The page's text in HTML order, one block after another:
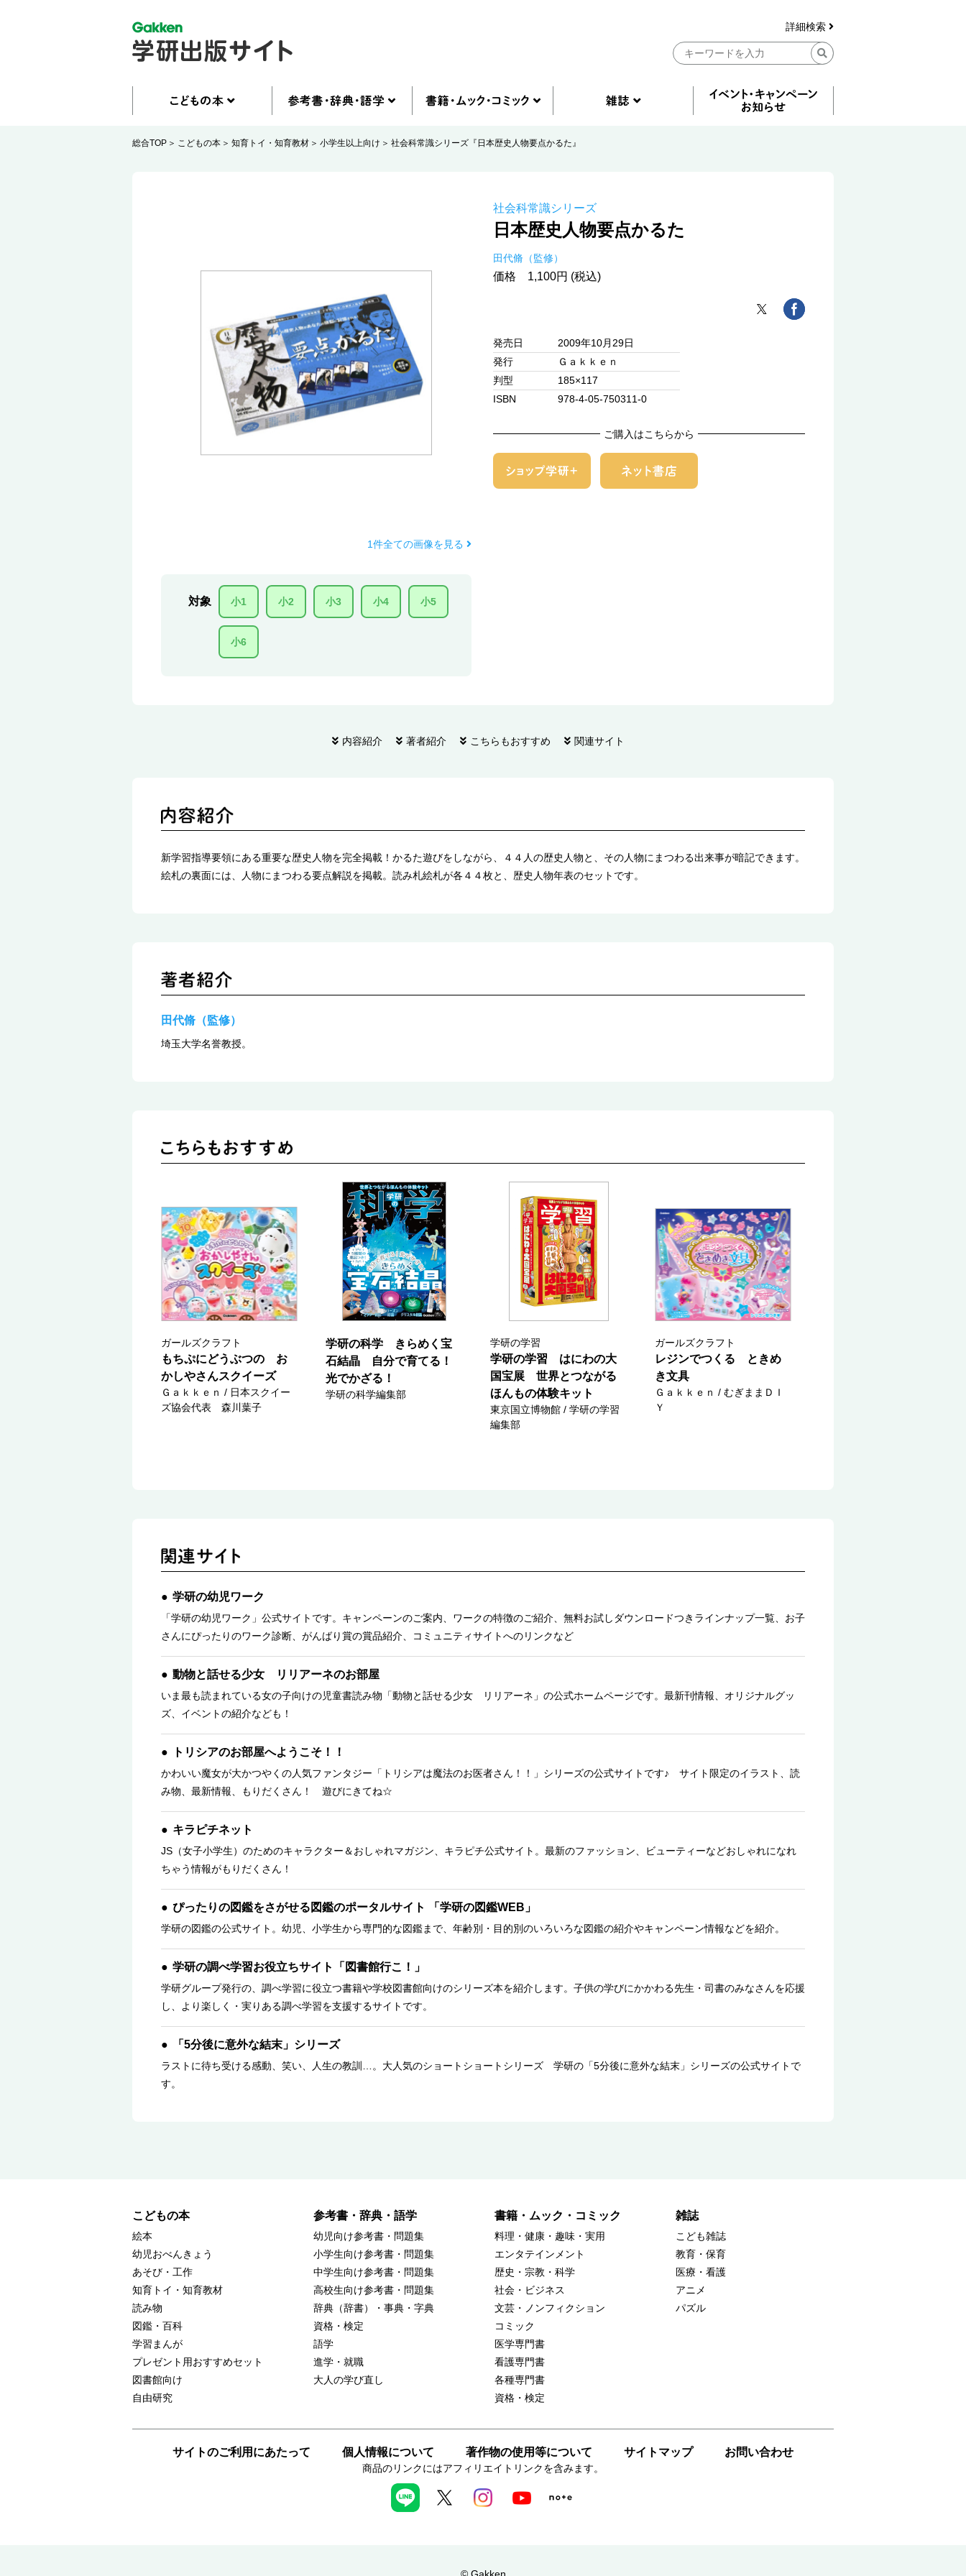
詳細検索
総合TOP こどもの本 知育トイ・知育教材 小学生以上向け 社会科常識シリーズ『日本歴史人物要点かるた』
1件全ての画像を見る
対象 小1 小2 小3 小4 小5
小6
社会科常識シリーズ
日本歴史人物要点かるた
田代脩（監修）
価格 1,100円 (税込)
発売日
2009年10月29日
発行
Ｇａｋｋｅｎ
判型
185×117
ISBN
978-4-05-750311-0
ご購入はこちらから
内容紹介 著者紹介 こちらもおすすめ 関連サイト
新学習指導要領にある重要な歴史人物を完全掲載！かるた遊びをしながら、４４人の歴史人物と、その人物にまつわる出来事が暗記できます。
絵札の裏面には、人物にまつわる要点解説を掲載。読み札絵札が各４４枚と、歴史人物年表のセットです。
田代脩（監修）
埼玉大学名誉教授。
ガールズクラフト
もちぷにどうぶつの お
かしやさんスクイーズ
Ｇａｋｋｅｎ / 日本スクイー
ズ協会代表 森川葉子
学研の科学 きらめく宝
石結晶 自分で育てる！
光でかざる！
学研の科学編集部
学研の学習
学研の学習 はにわの大
国宝展 世界とつながる
ほんもの体験キット
東京国立博物館 / 学研の学習
編集部
ガールズクラフト
レジンでつくる ときめ
き文具
Ｇａｋｋｅｎ / むぎままＤＩ
Ｙ
学研の幼児ワーク
「学研の幼児ワーク」公式サイトです。キャンペーンのご案内、ワークの特徴のご紹介、無料お試しダウンロードつきラインナップ一覧、お子
さんにぴったりのワーク診断、がんばり賞の賞品紹介、コミュニティサイトへのリンクなど
動物と話せる少女 リリアーネのお部屋
いま最も読まれている女の子向けの児童書読み物「動物と話せる少女 リリアーネ」の公式ホームページです。最新刊情報、オリジナルグッ
ズ、イベントの紹介なども！
トリシアのお部屋へようこそ！！
かわいい魔女が大かつやくの人気ファンタジー「トリシアは魔法のお医者さん！！」シリーズの公式サイトです♪ サイト限定のイラスト、読
み物、最新情報、もりだくさん！ 遊びにきてね☆
キラピチネット
JS（女子小学生）のためのキャラクター＆おしゃれマガジン、キラピチ公式サイト。最新のファッション、ビューティーなどおしゃれになれ
ちゃう情報がもりだくさん！
ぴったりの図鑑をさがせる図鑑のポータルサイト 「学研の図鑑WEB」
学研の図鑑の公式サイト。幼児、小学生から専門的な図鑑まで、年齢別・目的別のいろいろな図鑑の紹介やキャンペーン情報などを紹介。
学研の調べ学習お役立ちサイト「図書館行こ！」
学研グループ発行の、調べ学習に役立つ書籍や学校図書館向けのシリーズ本を紹介します。子供の学びにかかわる先生・司書のみなさんを応援
し、より楽しく・実りある調べ学習を支援するサイトです。
「5分後に意外な結末」シリーズ
ラストに待ち受ける感動、笑い、人生の教訓…。大人気のショートショートシリーズ 学研の「5分後に意外な結末」シリーズの公式サイトで
す。
こどもの本
絵本
幼児おべんきょう
あそび・工作
知育トイ・知育教材
読み物
図鑑・百科
学習まんが
プレゼント用おすすめセット
図書館向け
自由研究
参考書・辞典・語学
幼児向け参考書・問題集
小学生向け参考書・問題集
中学生向け参考書・問題集
高校生向け参考書・問題集
辞典（辞書）・事典・字典
資格・検定
語学
進学・就職
大人の学び直し
書籍・ムック・コミック
料理・健康・趣味・実用
エンタテインメント
歴史・宗教・科学
社会・ビジネス
文芸・ノンフィクション
コミック
医学専門書
看護専門書
各種専門書
資格・検定
雑誌
こども雑誌
教育・保育
医療・看護
アニメ
パズル
サイトのご利用にあたって 個人情報について 著作物の使用等について サイトマップ お問い合わせ
商品のリンクにはアフィリエイトリンクを含みます。